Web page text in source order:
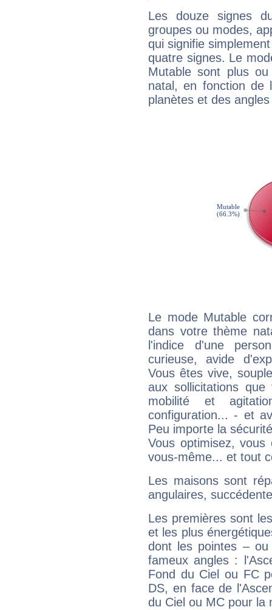
Les douze signes
groupes ou modes,
qui signifie
quatre signes. Le
Mutable sont plus
natal, en fonction de
planètes et des
Le mode Mutable
dans votre thème
l'indice d'une
curieuse, avide
Vous êtes vive,
aux sollicitations
mobilité et
configuration... - et
Peu importe la
Vous optimisez, vous
vous-même... et tout
Les maisons sont
angulaires,
Les premières sont
et les plus
dont les pointes –
fameux angles :
Fond du Ciel ou FC
DS, en face de
du Ciel ou MC pour la